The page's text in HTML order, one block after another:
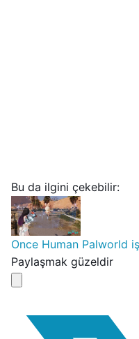
Bu da ilgini çekebilir:
Once Human Palworld
Paylaşmak güzeldir